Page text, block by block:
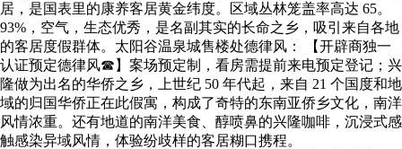
居，是国表里的康养客居黄金纬度。区域丛林笼盖率高达 65。
93%，空气，生态优秀，是名副其实的长命之乡，吸引来自各地
的客居度假群体。太阳谷温泉城售楼处德律风： 【开辟商独一
认证预定德律风☎】案场预定制，看房需提前来电预定登记；兴
隆做为出名的华侨之乡，上世纪 50 年代起，来自 21 个国度和地
域的归国华侨正在此假寓，构成了奇特的东南亚侨乡文化，南洋
风情浓重。还有地道的南洋美食、醇喷鼻的兴隆咖啡，沉浸式感
触感染异域风情，体验纷歧样的客居糊口携程。